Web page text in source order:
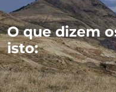
O que dizem
isto: